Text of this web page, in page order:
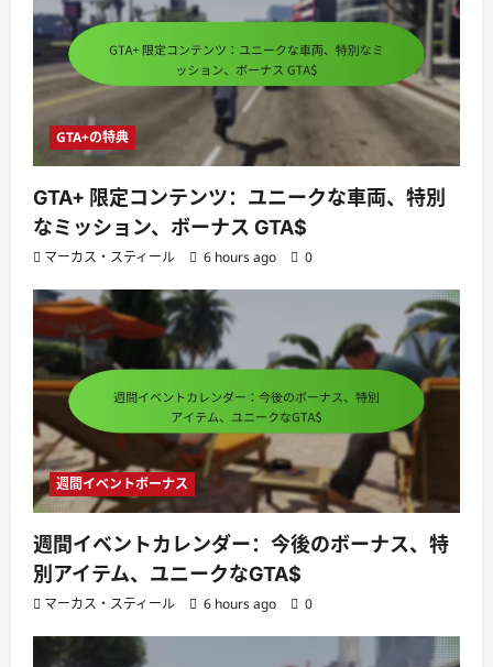
GTA+の特典
GTA+ 限定コンテンツ：ユニークな車両、特別
なミッション、ボーナス GTA$
マーカス・スティール 6 hours ago 0
週間イベントボーナス
週間イベントカレンダー：今後のボーナス、特
別アイテム、ユニークなGTA$
マーカス・スティール 6 hours ago 0